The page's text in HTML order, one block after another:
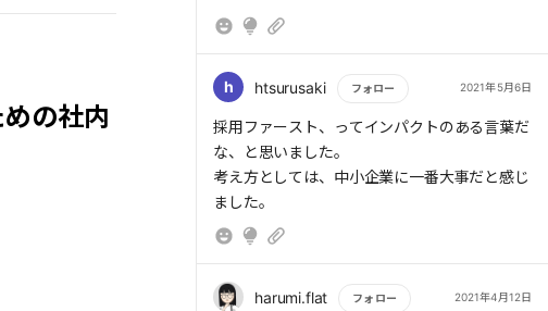
の社内
(2)(1)を踏まえた人員計画の策定
化
想）
(5)社内評価制度の明文化&開示
(6)給与、福利厚生等、待遇面の明文化&強調
◆3つの柱
(1)新卒大量採用：
・採用基準の明文化→選考過程での候補者との
h htsurusaki フォロー 2021年5月6日
もっと読む
採用ファースト、ってインパクトのある言葉だ
な、と思いました。
考え方としては、中小企業に一番大事だと感じ
ました。
harumi.flat フォロー 2021年4月12日